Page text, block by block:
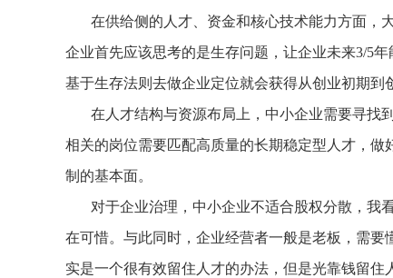
在供给侧的人才、资金和核心技术能力方面，
企业首先应该思考的是生存问题，让企业未来3/5
基于生存法则去做企业定位就会获得从创业初期
在人才结构与资源布局上，中小企业需要寻找
相关的岗位需要匹配高质量的长期稳定型人才，
制的基本面。
对于企业治理，中小企业不适合股权分散，我
在可惜。与此同时，企业经营者一般是老板，需
实是一个很有效留住人才的办法，但是光靠钱留住